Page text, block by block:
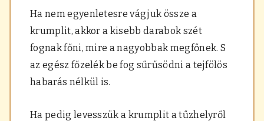
Ha nem egyenletesre vágjuk össze a
krumplit, akkor a kisebb darabok szét
fognak főni, mire a nagyobbak megfőnek. S
az egész főzelék be fog sűrűsödni a tejfölös
habarás nélkül is.
Ha pedig levesszük a krumplit a tűzhelyről